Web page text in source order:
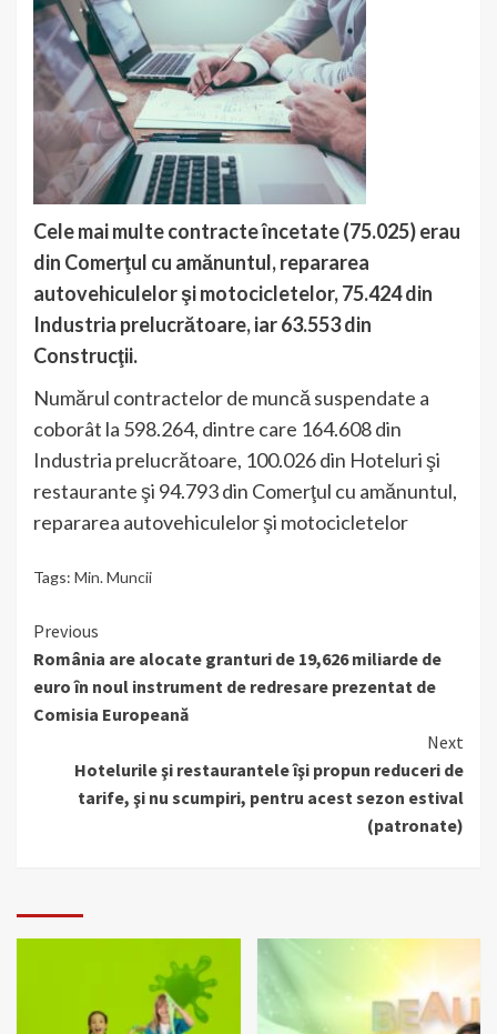
Cele mai multe contracte încetate (75.025) erau
din Comerţul cu amănuntul, repararea
autovehiculelor şi motocicletelor, 75.424 din
Industria prelucrătoare, iar 63.553 din
Construcţii.
Numărul contractelor de muncă suspendate a
coborât la 598.264, dintre care 164.608 din
Industria prelucrătoare, 100.026 din Hoteluri şi
restaurante şi 94.793 din Comerţul cu amănuntul,
repararea autovehiculelor şi motocicletelor
Tags: Min. Muncii
Continue
Reading
Previous
România are alocate granturi de 19,626 miliarde de
euro în noul instrument de redresare prezentat de
Comisia Europeană
Next
Hotelurile şi restaurantele îşi propun reduceri de
tarife, şi nu scumpiri, pentru acest sezon estival
(patronate)